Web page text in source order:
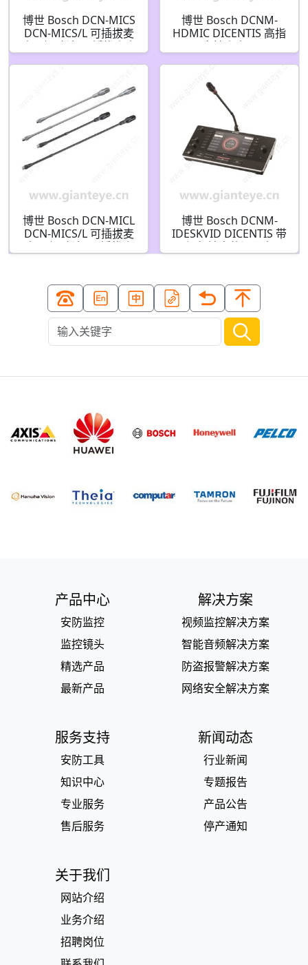
博世 Bosch DCN-MICS
DCN-MICS/L 可插拔麦
克风短/长杆可插拔麦克
博世 Bosch DCNM-
HDMIC DICENTIS 高指
向性麦克风
博世 Bosch DCN-MICL
DCN-MICS/L 可插拔麦
克风 短/长杆 可插拔麦
克风长 银色
博世 Bosch DCNM-
IDESKVID DICENTIS 带
视频输出的译员台
F.01U.326.553
产品中心
安防监控
监控镜头
精选产品
最新产品
解决方案
视频监控解决方案
智能音频解决方案
防盗报警解决方案
网络安全解决方案
服务支持
安防工具
知识中心
专业服务
售后服务
新闻动态
行业新闻
专题报告
产品公告
停产通知
关于我们
网站介绍
业务介绍
招聘岗位